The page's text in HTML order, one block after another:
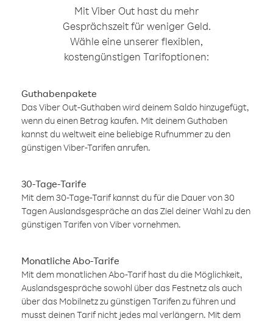
Mit Viber Out hast du mehr
Gesprächszeit für weniger Geld.
Wähle eine unserer flexiblen,
kostengünstigen Tarifoptionen:
Guthabenpakete
Das Viber Out-Guthaben wird deinem Saldo hinzugefügt,
wenn du einen Betrag kaufen. Mit deinem Guthaben
kannst du weltweit eine beliebige Rufnummer zu den
günstigen Viber-Tarifen anrufen.
30-Tage-Tarife
Mit dem 30-Tage-Tarif kannst du für die Dauer von 30
Tagen Auslandsgespräche an das Ziel deiner Wahl zu den
günstigen Tarifen von Viber vornehmen.
Monatliche Abo-Tarife
Mit dem monatlichen Abo-Tarif hast du die Möglichkeit,
Auslandsgespräche sowohl über das Festnetz als auch
über das Mobilnetz zu günstigen Tarifen zu führen und
musst deinen Tarif nicht jedes mal verlängern. Mit dem